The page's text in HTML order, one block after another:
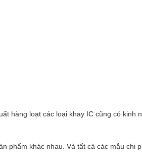
hàng loạt các loại khay IC cũng có kinh
phẩm khác nhau. Và tất cả các mẫu